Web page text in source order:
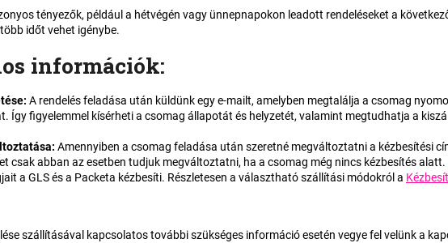
tényezők, például a hétvégén vagy ünnepnapokon leadott rendeléseket a
időt vehet igénybe.
információk:
: A rendelés feladása után küldünk egy e-mailt, amelyben megtalálja a csomag
Így figyelemmel kísérheti a csomag állapotát és helyzetét, valamint megtudhatja a
: Amennyiben a csomag feladása után szeretné megváltoztatni a kézbesítési
csak abban az esetben tudjuk megváltoztatni, ha a csomag még nincs kézbesítés alatt.
a GLS és a Packeta kézbesíti. Részletesen a választható szállítási módokról a
szállításával kapcsolatos további szükséges információ esetén vegye fel velünk a